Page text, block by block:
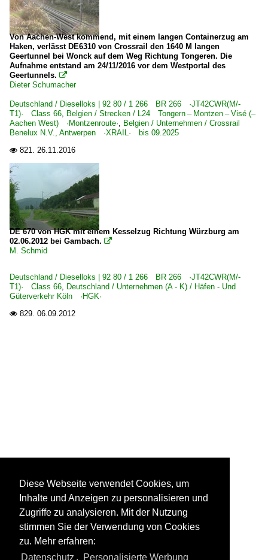
Von Aachen-West kommend, mit einem langen Containerzug am
Haken, verlässt DE6310 von Crossrail den 1640 M langen
Geertunnel bei Wonck auf dem Weg Richtung Tongeren. Die
Aufnahme entstand am 24/11/2016 vor dem Westportal des
Geertunnels. 
Dieter Schumacher
Deutschland / Dieselloks | 92 80 / 1 266 BR 266 ·JT42CWR(M/-
T1)· Class 66, Belgien / Strecken / L24 Tongern – Montzen – Visé (–
Aachen West) ·Montzenroute·, Belgien / Unternehmen / Crossrail
Benelux N.V., Antwerpen ·XRAIL· bis 09.2025
 821. 26.11.2016
DE 670 von HGK mit einem Kesselzug Richtung Würzburg am
02.06.2012 bei Gambach. 
M. Schmid
Deutschland / Dieselloks | 92 80 / 1 266 BR 266 ·JT42CWR(M/-
T1)· Class 66, Deutschland / Unternehmen (A - K) / Häfen - Und
Güterverkehr Köln ·HGK·
 829. 06.09.2012
Diese Webseite verwendet Cookies, um
Inhalte und Anzeigen zu personalisieren und
Zugriffe zu analysieren. Mit der Nutzung
stimmen Sie der Verwendung von Cookies
zu. Mehr erfahren:
Datenschutz , Personalisierte Werbung